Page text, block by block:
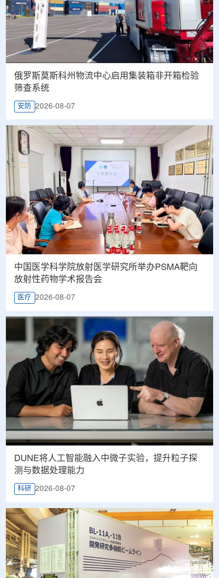
俄罗斯莫斯科州物流中心启用集装箱非开箱检验
筛查系统
安防 2026-08-07
中国医学科学院放射医学研究所举办PSMA靶向
放射性药物学术报告会
医疗 2026-08-07
DUNE将人工智能融入中微子实验，提升粒子探
测与数据处理能力
科研 2026-08-07